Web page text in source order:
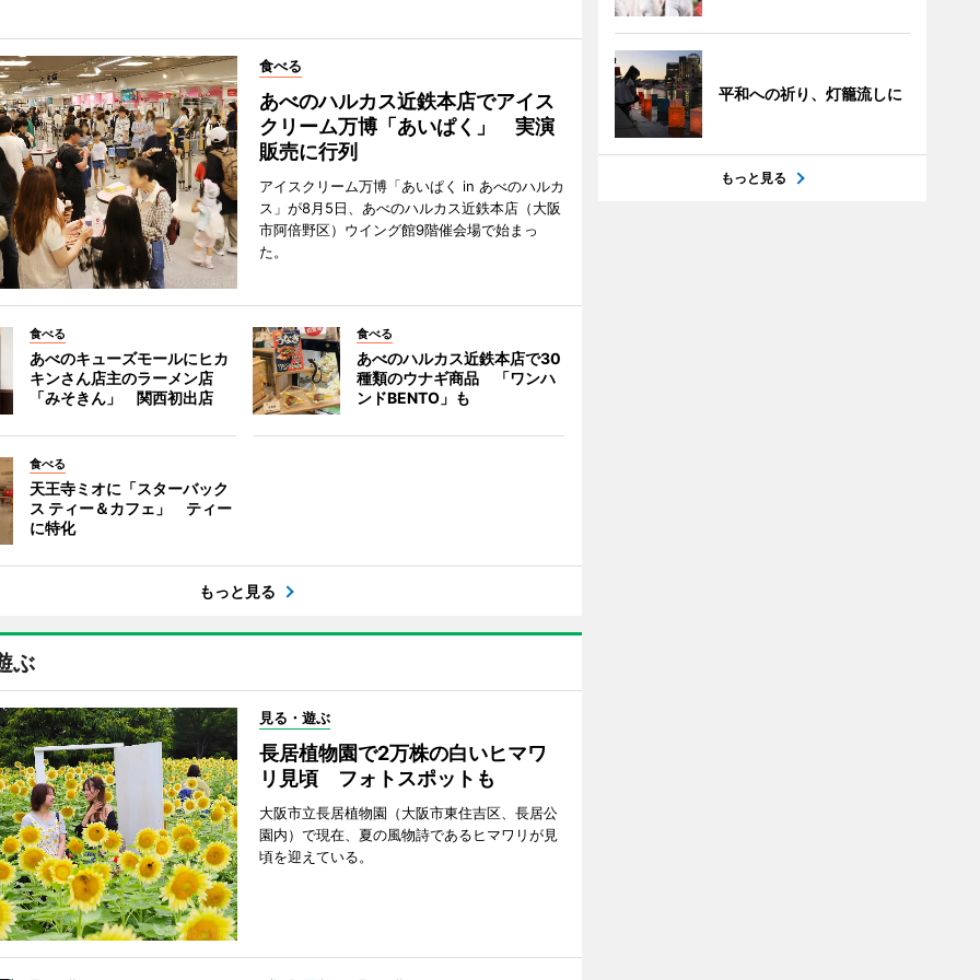
食べる
あべのハルカス近鉄本店でアイス
クリーム万博「あいぱく」 実演
販売に行列
アイスクリーム万博「あいぱく in あべのハルカ
ス」が8月5日、あべのハルカス近鉄本店（大阪
市阿倍野区）ウイング館9階催会場で始まっ
た。
食べる
あべのキューズモールにヒカ
キンさん店主のラーメン店
「みそきん」 関西初出店
食べる
あべのハルカス近鉄本店で30
種類のウナギ商品 「ワンハ
ンドBENTO」も
食べる
天王寺ミオに「スターバック
ス ティー＆カフェ」 ティー
に特化
もっと見る
ぶ
見る・遊ぶ
長居植物園で2万株の白いヒマワ
リ見頃 フォトスポットも
大阪市立長居植物園（大阪市東住吉区、長居公
園内）で現在、夏の風物詩であるヒマワリが見
頃を迎えている。
平和への祈り、灯籠流しに
もっと見る